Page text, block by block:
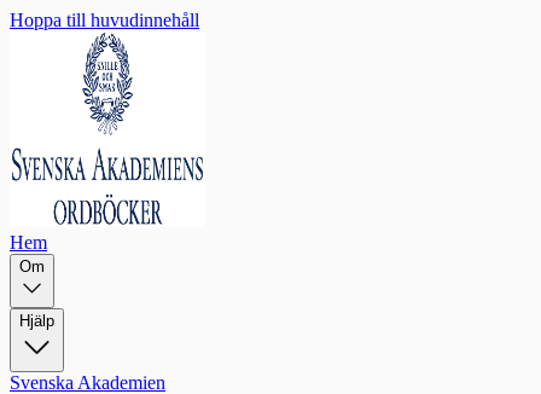
Hoppa till huvudinnehåll
Hem
Om
Hjälp
Svenska Akademien